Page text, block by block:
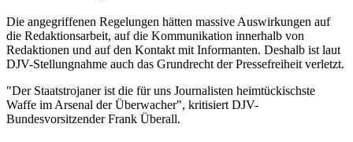
Die angegriffenen Regelungen hätten massive Auswirkungen auf
die Redaktionsarbeit, auf die Kommunikation innerhalb von
Redaktionen und auf den Kontakt mit Informanten. Deshalb ist laut
DJV-Stellungnahme auch das Grundrecht der Pressefreiheit verletzt.
"Der Staatstrojaner ist die für uns Journalisten heimtückischste
Waffe im Arsenal der Überwacher", kritisiert DJV-
Bundesvorsitzender Frank Überall.